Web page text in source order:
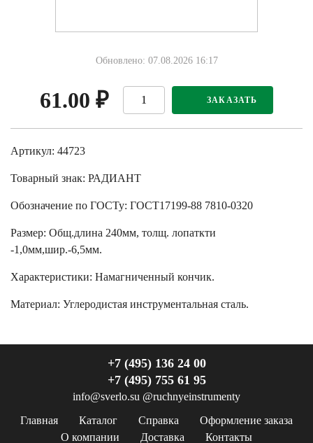
Обновлено: 07.08.2026 16:17
61.00 ₽ ЗАКАЗАТЬ
Артикул: 44723
Товарный знак: РАДИАНТ
Обозначение по ГОСТу: ГОСТ17199-88 7810-0320
Размер: Общ.длина 240мм, толщ. лопаткти
-1,0мм,шир.-6,5мм.
Характеристики: Намагниченный кончик.
Материал: Углеродистая инструментальная сталь.
Главная Каталог Справка
Оформление заказа
О компании
Доставка Контакты
+7 (495) 136 24 00
+7 (495) 755 61 95
info@sverlo.su @ruchnyeinstrumenty